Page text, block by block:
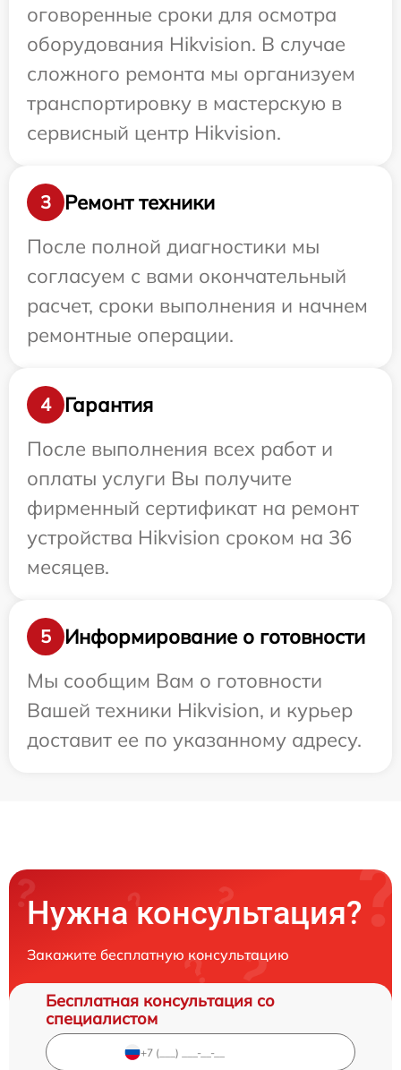
оговоренные сроки для осмотра
оборудования Hikvision. В случае
сложного ремонта мы организуем
транспортировку в мастерскую в
сервисный центр Hikvision.
3
Ремонт техники
После полной диагностики мы
согласуем с вами окончательный
расчет, сроки выполнения и начнем
ремонтные операции.
4
Гарантия
После выполнения всех работ и
оплаты услуги Вы получите
фирменный сертификат на ремонт
устройства Hikvision сроком на 36
месяцев.
5
Информирование о готовности
Мы сообщим Вам о готовности
Вашей техники Hikvision, и курьер
доставит ее по указанному адресу.
Нужна консультация?
Закажите бесплатную консультацию
Бесплатная консультация со
специалистом